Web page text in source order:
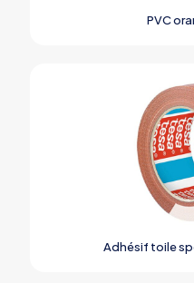
PVC
Adhésif toile